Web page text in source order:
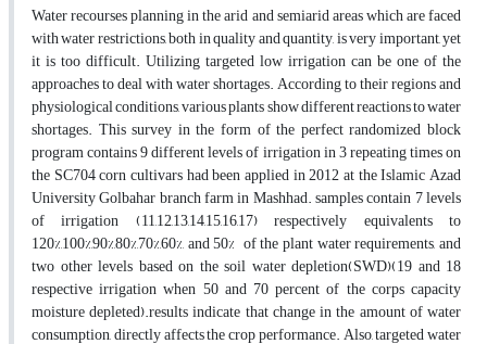
Water recourses planning in the arid and semiarid areas which are faced
with water restrictions, both in quality and quantity, is very important, yet
it is too difficult. Utilizing targeted low irrigation can be one of the
approaches to deal with water shortages. According to their regions and
physiological conditions, various plants show different reactions to water
shortages. This survey in the form of the perfect randomized block
program contains 9 different levels of irrigation in 3 repeating times on
the SC704 corn cultivars had been applied in 2012 at the Islamic Azad
University Golbahar branch farm in Mashhad. samples contain 7 levels
of irrigation (11,12,13,14,15,16,17) respectively equivalents to
120%,100%,90%,80%,70%,60%, and 50% of the plant water requirements, and
two other levels based on the soil water depletion(SWD)(19 and 18
respective irrigation when 50 and 70 percent of the corps capacity
moisture depleted).results indicate that change in the amount of water
consumption, directly affects the crop performance. Also, targeted water